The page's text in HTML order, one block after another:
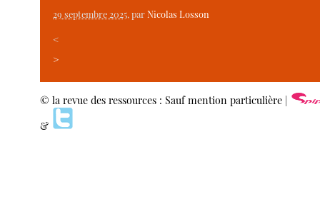
29 septembre 2025, parNicolas Losson
<
>
© la revue des ressources : Sauf mention particulière |
&